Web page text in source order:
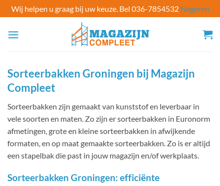
Wij helpen u graag bij uw keuze. Bel 036-7854532 Negeren
naar
Sorteerbakken Groningen bij Magazijn
Compleet
Sorteerbakken zijn gemaakt van kunststof en leverbaar in
vele soorten en maten. Zo zijn er sorteerbakken in Euronorm
afmetingen, grote en kleine sorteerbakken in afwijkende
formaten, en op maat gemaakte sorteerbakken. Zo is er altijd
een stapelbak die past in jouw magazijn en/of werkplaats.
Sorteerbakken Groningen: efficiënte